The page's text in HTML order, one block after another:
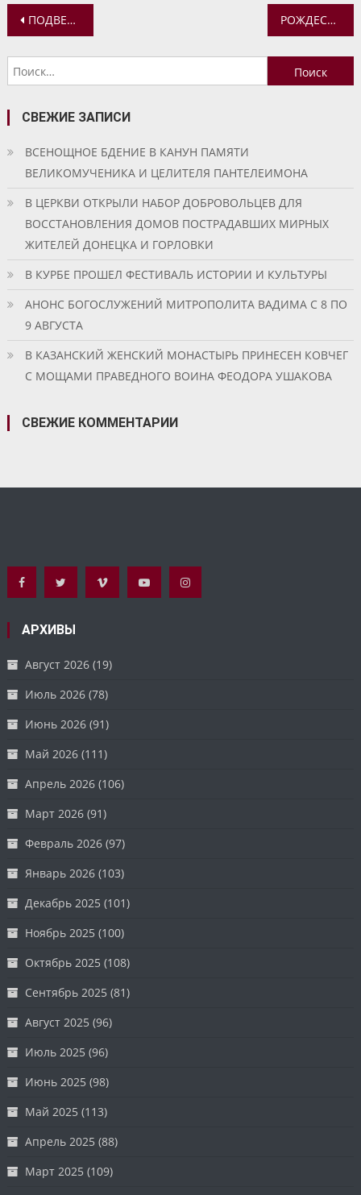
Навигация
по
записям
ПОДВЕЛИ ИТОГИ 2024 ГОДА В ВОЗРОЖДАЮЩИХСЯ ХРАМАХ С. ПАЖА РОЖДЕСТВЕНСКАЯ ЕЛКА ПРОШЛА В ПРИХОДЕ ХРАМА ПАРАСКЕВЫ ПЯТНИЦЫ НА ТУГОВОЙ ГОРЕ
Найти:
СВЕЖИЕ ЗАПИСИ
ВСЕНОЩНОЕ БДЕНИЕ В КАНУН ПАМЯТИ
ВЕЛИКОМУЧЕНИКА И ЦЕЛИТЕЛЯ ПАНТЕЛЕИМОНА
В ЦЕРКВИ ОТКРЫЛИ НАБОР ДОБРОВОЛЬЦЕВ ДЛЯ
ВОССТАНОВЛЕНИЯ ДОМОВ ПОСТРАДАВШИХ МИРНЫХ
ЖИТЕЛЕЙ ДОНЕЦКА И ГОРЛОВКИ
В КУРБЕ ПРОШЕЛ ФЕСТИВАЛЬ ИСТОРИИ И КУЛЬТУРЫ
АНОНС БОГОСЛУЖЕНИЙ МИТРОПОЛИТА ВАДИМА С 8 ПО
9 АВГУСТА
В КАЗАНСКИЙ ЖЕНСКИЙ МОНАСТЫРЬ ПРИНЕСЕН КОВЧЕГ
С МОЩАМИ ПРАВЕДНОГО ВОИНА ФЕОДОРА УШАКОВА
СВЕЖИЕ КОММЕНТАРИИ
АРХИВЫ
Август 2026 (19)
Июль 2026 (78)
Июнь 2026 (91)
Май 2026 (111)
Апрель 2026 (106)
Март 2026 (91)
Февраль 2026 (97)
Январь 2026 (103)
Декабрь 2025 (101)
Ноябрь 2025 (100)
Октябрь 2025 (108)
Сентябрь 2025 (81)
Август 2025 (96)
Июль 2025 (96)
Июнь 2025 (98)
Май 2025 (113)
Апрель 2025 (88)
Март 2025 (109)